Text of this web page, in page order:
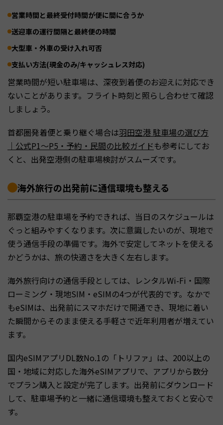
営業時間と最終受付時間が便に間に合うか
送迎車の運行間隔と最終便の時間
大型車・外車の受け入れ可否
支払い方法(現金のみ/キャッシュレス対応)
営業時間が短い駐車場は、深夜到着便のお迎えに対応でき
ないことがあります。フライト時刻と照らし合わせて確認
しましょう。
首都圏発着便と乗り継ぐ場合は羽田空港 駐車場の選び方
｜公式P1〜P5・予約・民間の比較ガイドも参考にしてお
くと、出発空港側の駐車場検討がスムーズです。
海外旅行の出発前に通信環境も整える
那覇空港の駐車場を予約できれば、当日のスケジュールは
ぐっと組みやすくなります。次に意識したいのが、現地で
使う通信手段の準備です。海外で安定してネットを使える
かどうかは、旅の快適さを大きく左右します。
海外旅行向けの通信手段としては、レンタルWi-Fi・国際
ローミング・現地SIM・eSIMの4つが代表的です。なかで
もeSIMは、出発前にスマホだけで開通でき、現地に着い
た瞬間からそのまま使える手軽さで近年利用者が増えてい
ます。
国内eSIMアプリDL数No.1の「トリファ」は、200以上の
国・地域に対応した海外eSIMアプリで、アプリから数分
でプラン購入と設定が完了します。出発前にダウンロード
して、駐車場予約と一緒に通信環境も整えておくと安心で
す。